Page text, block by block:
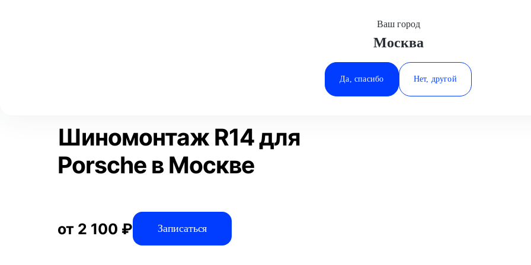
Минеральные Воды
Ростов-на-Дону
Ставрополь
Ваш город
Москва
Да, спасибо Нет, другой
Шиномонтаж R14 Porsche
Статьи
Шиномонтаж R14 для
Porsche в Москве
от 2 100 ₽ Записаться